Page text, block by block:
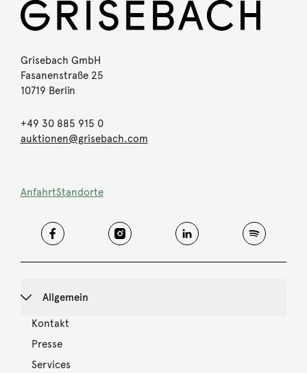
Grisebach GmbH
Fasanenstraße 25
10719 Berlin
+49 30 885 915 0
auktionen@grisebach.com
AnfahrtStandorte
Allgemein
Kontakt
Presse
Services